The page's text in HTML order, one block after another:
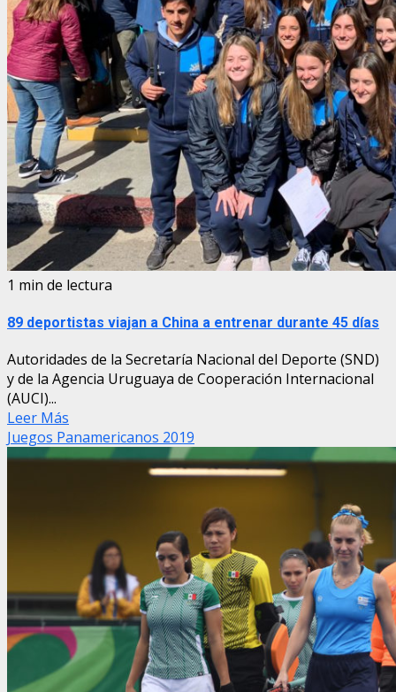
1 min de lectura
89 deportistas viajan a China a entrenar durante 45 días
Autoridades de la Secretaría Nacional del Deporte (SND)
y de la Agencia Uruguaya de Cooperación Internacional
(AUCI)...
Leer Más
Juegos Panamericanos 2019